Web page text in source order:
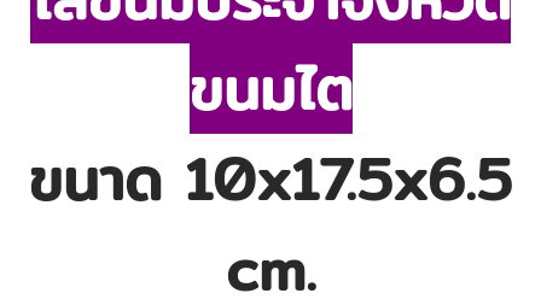
ขนมไต
ขนาด 10x17.5x6.5
cm.